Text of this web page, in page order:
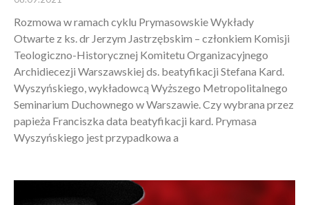
Rozmowa w ramach cyklu Prymasowskie Wykłady
Otwarte z ks. dr Jerzym Jastrzębskim – członkiem Komisji
Teologiczno-Historycznej Komitetu Organizacyjnego
Archidiecezji Warszawskiej ds. beatyfikacji Stefana Kard.
Wyszyńskiego, wykładowcą Wyższego Metropolitalnego
Seminarium Duchownego w Warszawie. Czy wybrana przez
papieża Franciszka data beatyfikacji kard. Prymasa
Wyszyńskiego jest przypadkowa a